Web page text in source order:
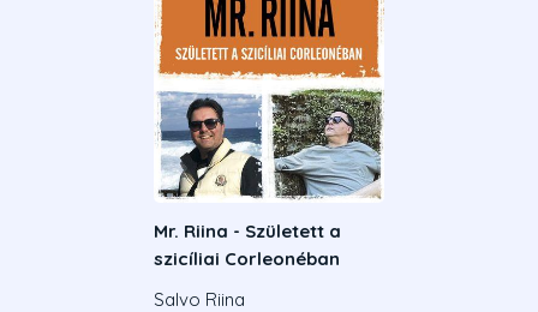
Mr. Riina - Született a
szicíliai Corleonéban
Salvo Riina